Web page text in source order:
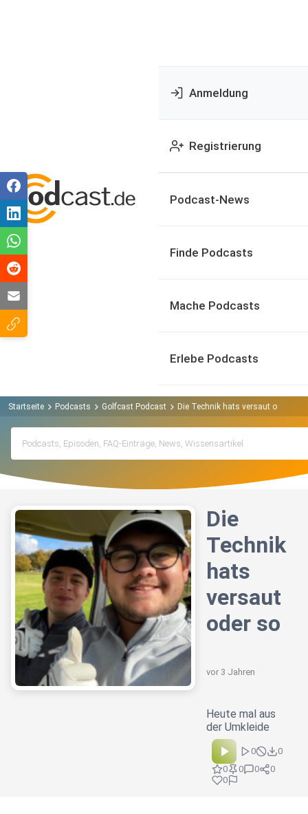
Anmeldung
Registrierung
Podcast-News
Finde Podcasts
Mache Podcasts
Erlebe Podcasts
Startseite Podcasts Golfcast Podcast Die Technik hats versaut oder so
Die
Technik
hats
versaut
oder so
vor 3 Jahren
Heute mal aus
der Umkleide
0
0
0
0 0
0
0